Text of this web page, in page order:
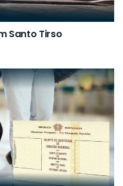
Santo Tirso